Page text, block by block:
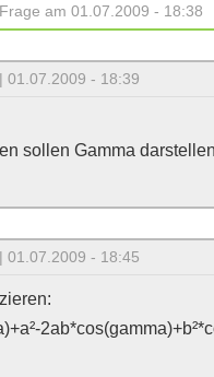
am 01.07.2009 - 18:38
| 01.07.2009 - 18:39
sollen Gamma
| 01.07.2009 - 18:45